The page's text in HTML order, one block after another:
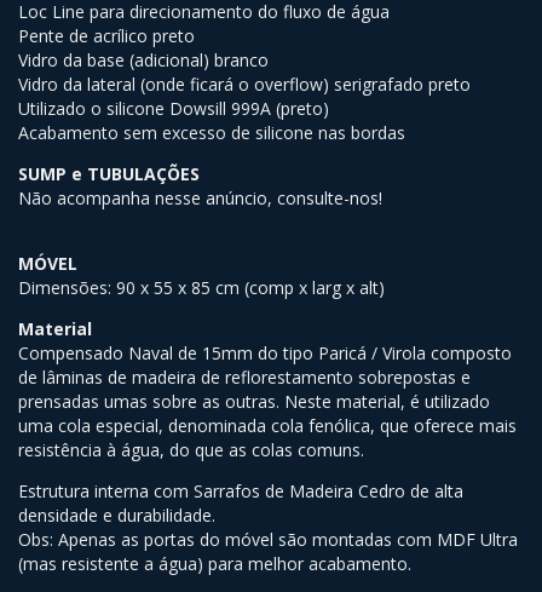
Loc Line para direcionamento do fluxo de água
Pente de acrílico preto
Vidro da base (adicional) branco
Vidro da lateral (onde ficará o overflow) serigrafado preto
Utilizado o silicone Dowsill 999A (preto)
Acabamento sem excesso de silicone nas bordas
SUMP e TUBULAÇÕES
Não acompanha nesse anúncio, consulte-nos!
MÓVEL
Dimensões: 90 x 55 x 85 cm (comp x larg x alt)
Material
Compensado Naval de 15mm do tipo Paricá / Virola composto
de lâminas de madeira de reflorestamento sobrepostas e
prensadas umas sobre as outras. Neste material, é utilizado
uma cola especial, denominada cola fenólica, que oferece mais
resistência à água, do que as colas comuns.
Estrutura interna com Sarrafos de Madeira Cedro de alta
densidade e durabilidade.
Obs: Apenas as portas do móvel são montadas com MDF Ultra
(mas resistente a água) para melhor acabamento.